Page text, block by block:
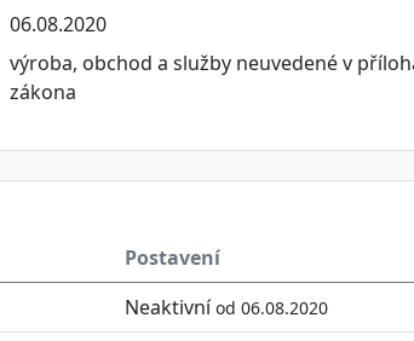
06.08.2020
výroba, obchod a služby neuvedené v
zákona
Postavení
Neaktivníod 06.08.2020